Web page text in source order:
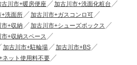
古川市+暖房便座
加古川市+洗面化粧台
+洗面所
加古川市+ガスコンロ可
市+収納
加古川市+シューズボックス
市+収納スペース
加古川市+駐輪場
加古川市+BS
ネット使用料不要